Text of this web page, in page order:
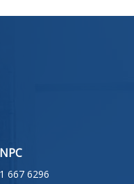
667 6296